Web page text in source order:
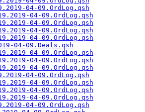
04-09.OrdLog.qsh
04-09.OrdLog.qsh
04-09.OrdLog.qsh
04-09.OrdLog.qsh
04-09.OrdLog.qsh
04-09.Deals.qsh
04-09.OrdLog.qsh
04-09.OrdLog.qsh
04-09.OrdLog.qsh
04-09.OrdLog.qsh
04-09.OrdLog.qsh
04-09.OrdLog.qsh
04-09.OrdLog.qsh
04-09.OrdLog.qsh